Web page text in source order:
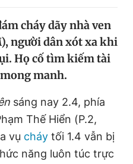
Magazine
Bạn cần biết
Liên hệ quảng cáo
cháy dãy nhà ven
người dân xót xa khi
Họ cố tìm kiếm tài
manh.
sáng nay 2.4, phía
Thế Hiển (P.2,
vụ cháy tối 1.4 vẫn bị
năng luôn túc trực